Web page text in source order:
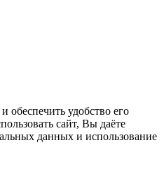
обеспечить удобство его
сайт, Вы даёте
данных и использование